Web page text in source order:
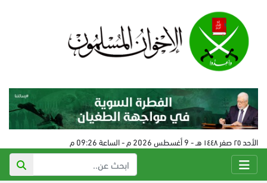
الأحد ٢٥ صفر ١٤٤٨ هـ - 9 أغسطس 2026 م - الساعة 09:26 م